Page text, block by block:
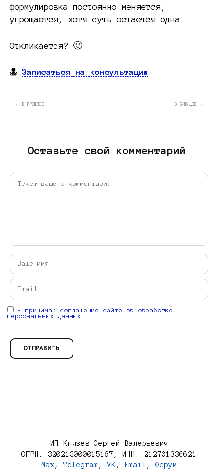
формулировка постоянно меняется,
упрощается, хотя суть остается одна.
Откликается? 🙂
Записаться на консультацию
← В ПРОШЛОЕ В БУДУЩЕЕ →
Оставьте свой комментарий
Я принимаю соглашение сайте об обработке
персональных данных
ИП Князев Сергей Валерьевич
ОГРН: 320213000015167, ИНН: 212701336621
Max ,Telegram ,VK , Email , Форум